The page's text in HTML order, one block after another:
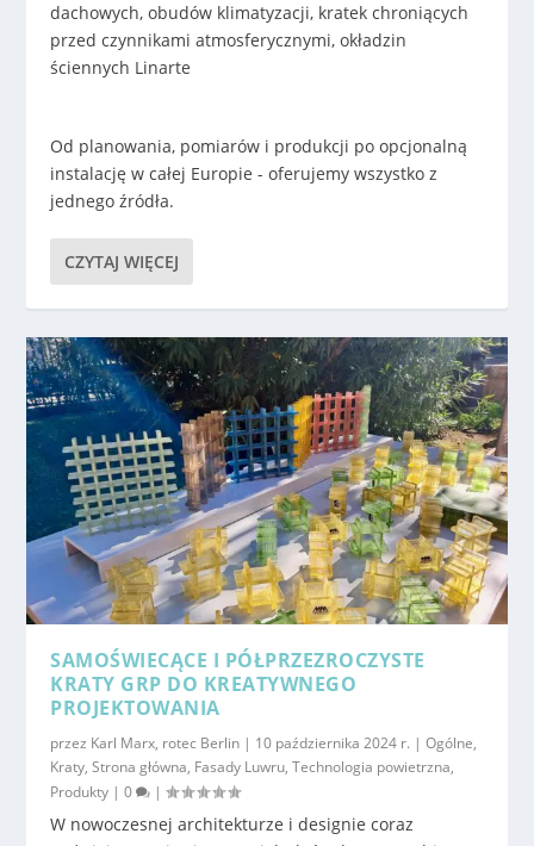
dachowych, obudów klimatyzacji, kratek chroniących
przed czynnikami atmosferycznymi, okładzin
ściennych Linarte
Od planowania, pomiarów i produkcji po opcjonalną
instalację w całej Europie - oferujemy wszystko z
jednego źródła.
CZYTAJ WIĘCEJ
SAMOŚWIECĄCE I PÓŁPRZEZROCZYSTE
KRATY GRP DO KREATYWNEGO
PROJEKTOWANIA
przez Karl Marx, rotec Berlin | 10 października 2024 r. |Ogólne,
Kraty,Strona główna, Fasady Luwru,Technologia powietrzna,
Produkty |0 |
W nowoczesnej architekturze i designie coraz